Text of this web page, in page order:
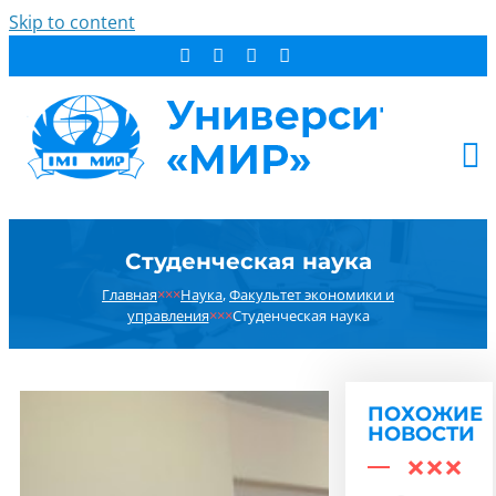
Skip to content
ДОПОБРАЗОВАНИЕ
Студенческая наука
Главная×××Наука,Факультет экономики и
управления×××Студенческая наука
ПОХОЖИЕ
НОВОСТИ